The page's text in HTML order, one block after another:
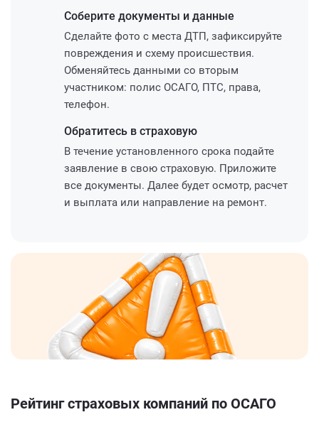
Соберите документы и данные
Сделайте фото с места ДТП, зафиксируйте
повреждения и схему происшествия.
Обменяйтесь данными со вторым
участником: полис ОСАГО, ПТС, права,
телефон.
Обратитесь в страховую
В течение установленного срока подайте
заявление в свою страховую. Приложите
все документы. Далее будет осмотр, расчет
и выплата или направление на ремонт.
Рейтинг страховых компаний по ОСАГО